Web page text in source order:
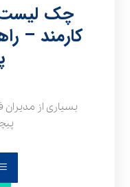
چک لیست
کارمند –
بسیاری از مدیران